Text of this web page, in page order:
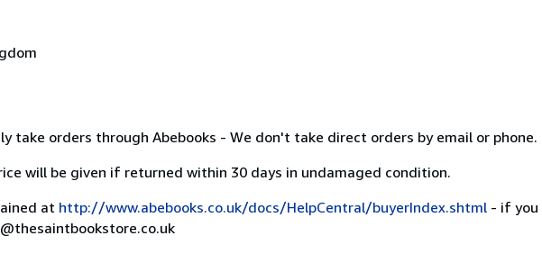
take orders through Abebooks - We don't take direct orders by email or phone.
will be given if returned within 30 days in undamaged condition.
at http://www.abebooks.co.uk/docs/HelpCentral/buyerIndex.shtml - if you